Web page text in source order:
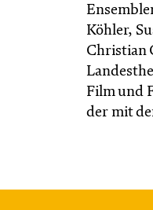
Köhler,
Christian
Film und
der mit